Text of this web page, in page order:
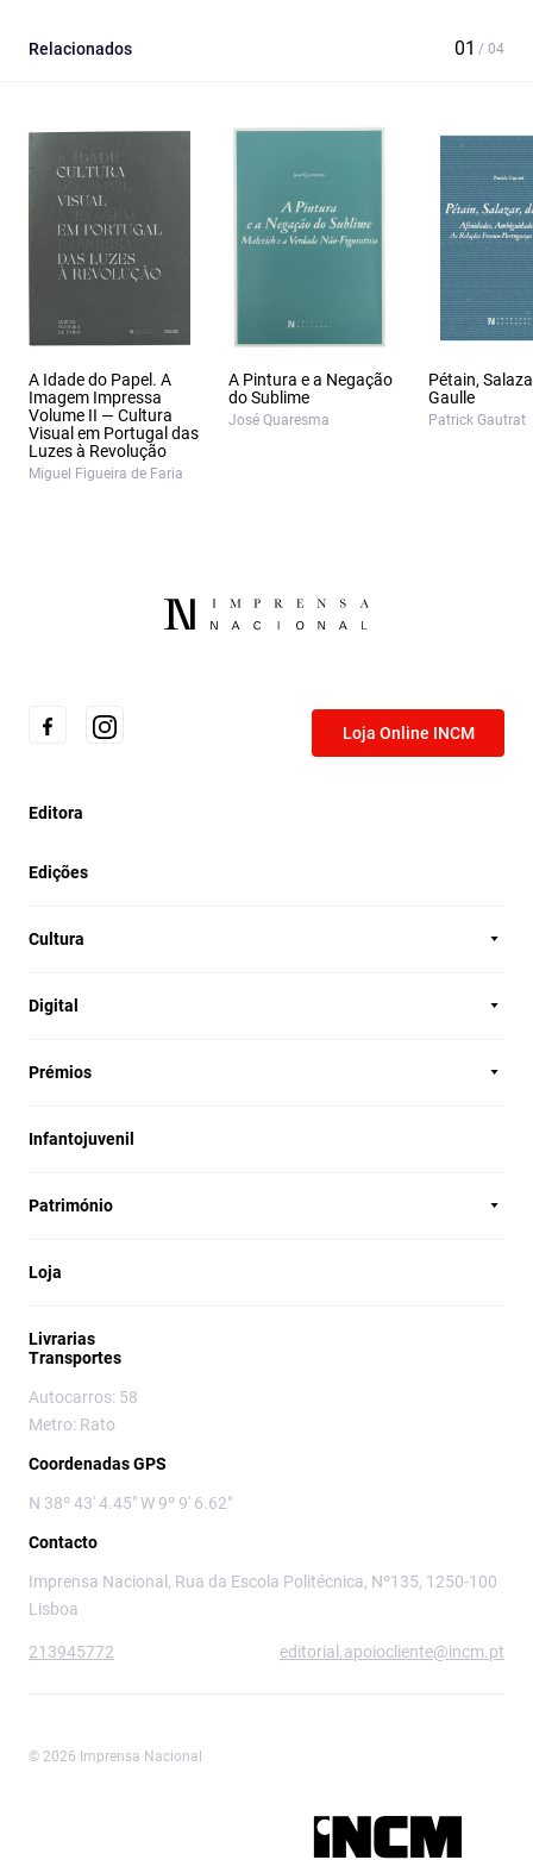
Relacionados
A Idade do Papel. A
Imagem Impressa
Volume II — Cultura
Visual em Portugal das
Luzes à Revolução
Miguel Figueira de Faria
A Pintura e a Negação
do Sublime
José Quaresma
Pétain,
Gaulle
Patrick Gautrat
Loja Online INCM
Editora
Edições
Cultura
Digital
Prémios
Infantojuvenil
Património
Loja
Livrarias
Transportes
Autocarros: 58
Metro: Rato
Coordenadas GPS
N 38º 43' 4.45" W 9º 9' 6.62"
Contacto
Imprensa Nacional, Rua da Escola Politécnica, Nº135, 1250-100
Lisboa
213945772 editorial.apoiocliente@incm.pt
© 2026 Imprensa Nacional